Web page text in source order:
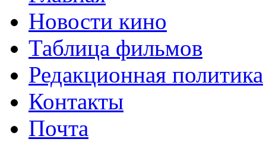
Новости кино
Таблица фильмов
Редакционная политика
Контакты
Почта